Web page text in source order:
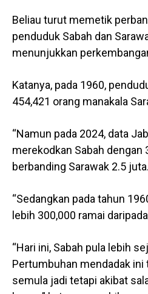
Beliau turut memetik
penduduk Sabah dan
menunjukkan
Katanya, pada 1960,
454,421 orang manakala
“Namun pada 2024, data
merekodkan Sabah dengan
berbanding Sarawak 2.5 juta.
“Sedangkan pada tahun
lebih 300,000 ramai
“Hari ini, Sabah pula lebih
Pertumbuhan mendadak ini
semula jadi tetapi akibat